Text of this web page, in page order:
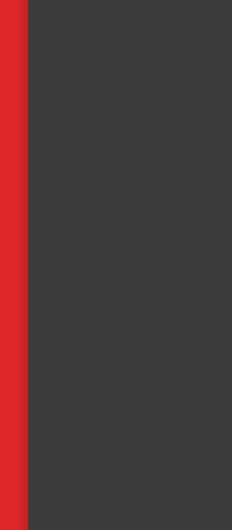
الوطنية الصادرة عن
نفيشة بالإسماعيلية،
بأسوان، ومركز هدى
ومركز الماسة
كما وافقت اللجنة على
بالقاهرة.
الشامل
الهيئة العامة للاعتماد
المنشآت الصحية
جودة الرعاية الصحية
من خلال توفير مجموعة
الصحية، بما يسهم
على خدمات طبية